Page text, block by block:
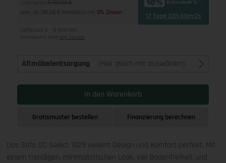
Listenpreis: 5.757,00 €
oder ab 185,58 € monatlich mit 0% Zinsen 17 Tage 22h:46m:1s
Lieferzeit 6 - 8 Wochen
Alle Preise inkl. MwSt zzgl. Versand
Altmöbelentsorgung (Hier gleich mit auswählen)
In den Warenkorb
Gratismuster bestellen Finanzierung berechnen
Das Sofa SC Select 1029 vereint Design und Komfort perfekt. Mit
einem trendigen, minimalistischen Look, viel Bodenfreiheit und